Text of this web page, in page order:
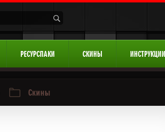
РЕСУРСПАКИ СКИНЫ ИНСТРУКЦИИ
Скины